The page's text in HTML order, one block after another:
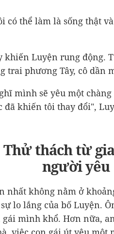
có thể làm là sống thật
khiến Luyện rung động.
trai phương Tây, cô dần
mình sẽ yêu một
đã khiến tôi thay đổi",
Thử thách từ
người yêu
nhất không nằm ở
lo lắng của bố Luyện.
gái mình khổ. Hơn nữa,